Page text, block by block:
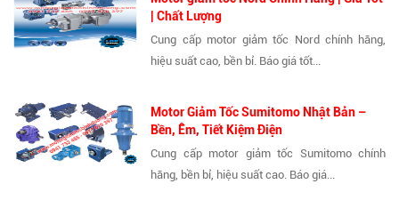
| Chất Lượng
Cung cấp motor giảm tốc Nord chính hãng,
hiệu suất cao, bền bỉ. Báo giá tốt...
Motor Giảm Tốc Sumitomo Nhật Bản –
Bền, Êm, Tiết Kiệm Điện
Cung cấp motor giảm tốc Sumitomo chính
hãng, bền bỉ, hiệu suất cao. Báo giá...